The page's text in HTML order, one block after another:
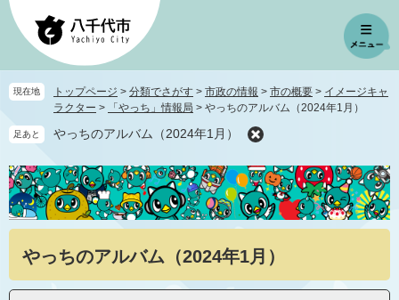
ペ
先
頭
す
メ
を
飛
し
本
文
へ
現在地 トップページ > 分類でさがす > 市政の情報 > 市の概要 > イメージキャ
ラクター > 「やっち」情報局 > やっちのアルバム（2024年1月）
足あと やっちのアルバム（2024年1月）
やっちのアルバム（2024年1月）